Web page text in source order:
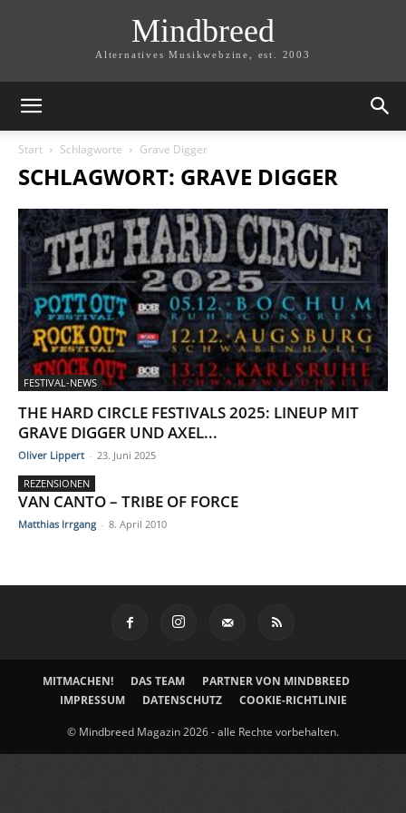
Mindbreed
Alternatives Musikwebzine, est. 2003
Start Schlagworte Grave Digger
SCHLAGWORT: GRAVE DIGGER
FESTIVAL-NEWS
THE HARD CIRCLE FESTIVALS 2025: LINEUP MIT
GRAVE DIGGER UND AXEL...
Oliver Lippert - 23. Juni 2025
REZENSIONEN
VAN CANTO – TRIBE OF FORCE
Matthias Irrgang - 8. April 2010
MITMACHEN! DAS TEAM
PARTNER VON MINDBREED
IMPRESSUM
DATENSCHUTZ COOKIE-RICHTLINIE
© Mindbreed Magazin 2026 - alle Rechte vorbehalten.